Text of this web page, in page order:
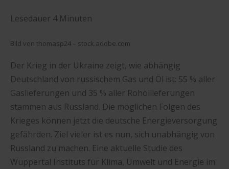
Lesedauer 4 Minuten
Bild von thomasp24 – stock.adobe.com
Der Krieg in der Ukraine zeigt, wie abhängig
Deutschland von russischem Gas und Öl ist: 55 % aller
Gaslieferungen und 35 % aller Rohöllieferungen
stammen aus Russland. Die möglichen Folgen des
Krieges können jetzt die deutsche Energieversorgung
gefährden. Ziel vieler ist es nun, sich unabhängig von
Russland zu machen. Eine aktuelle Studie des
Wuppertal Instituts für Klima, Umwelt und Energie im